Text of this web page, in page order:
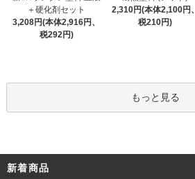
＋硬化剤セット
3,208円(本体2,916円、
税292円)
2,310円(本体2,100円、
税210円)
もっと見る
新着商品